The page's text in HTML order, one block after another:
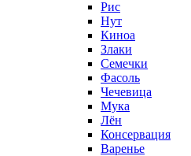
Рис
Нут
Киноа
Злаки
Семечки
Фасоль
Чечевица
Мука
Лён
Консервация
Варенье